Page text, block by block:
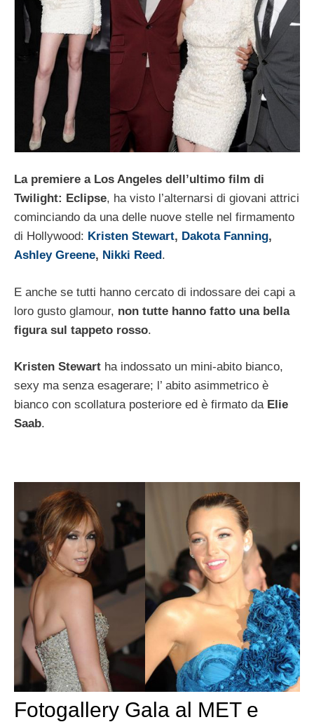
La premiere a Los Angeles dell’ultimo film di
Twilight: Eclipse, ha visto l’alternarsi di giovani attrici
cominciando da una delle nuove stelle nel firmamento
di Hollywood: Kristen Stewart, Dakota Fanning,
Ashley Greene, Nikki Reed .
E anche se tutti hanno cercato di indossare dei capi a
loro gusto glamour, non tutte hanno fatto una bella
figura sul tappeto rosso.
Kristen Stewart ha indossato un mini-abito bianco,
sexy ma senza esagerare; l’ abito asimmetrico è
bianco con scollatura posteriore ed è firmato da Elie
Saab.
Fotogallery Gala al MET e